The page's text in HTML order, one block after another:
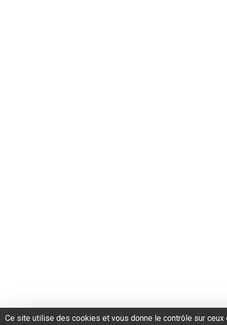
Ce site utilise des cookies et vous donne le contrôle sur ceux